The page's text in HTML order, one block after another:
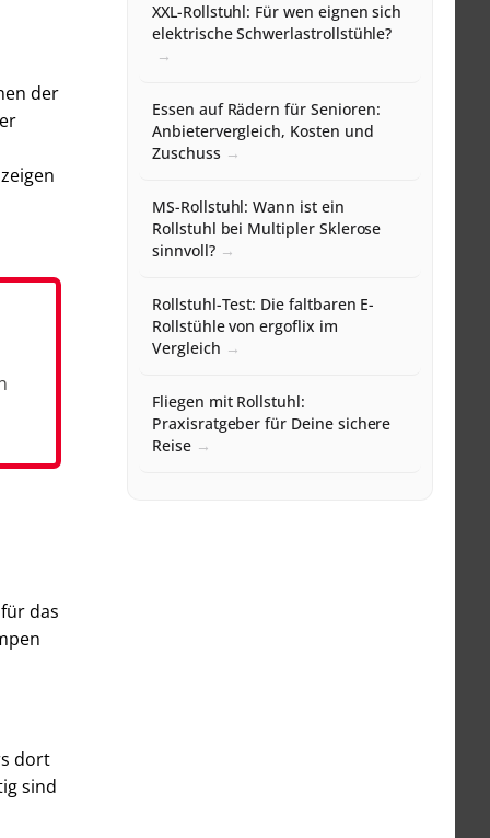
der
das
dort
sind
XXL-Rollstuhl: Für wen eignen sich
elektrische Schwerlastrollstühle?
Essen auf Rädern für Senioren:
Anbietervergleich, Kosten und
Zuschuss
MS-Rollstuhl: Wann ist ein
Rollstuhl bei Multipler Sklerose
sinnvoll?
Rollstuhl-Test: Die faltbaren E-
Rollstühle von ergoflix im
Vergleich
Fliegen mit Rollstuhl:
Praxisratgeber für Deine sichere
Reise